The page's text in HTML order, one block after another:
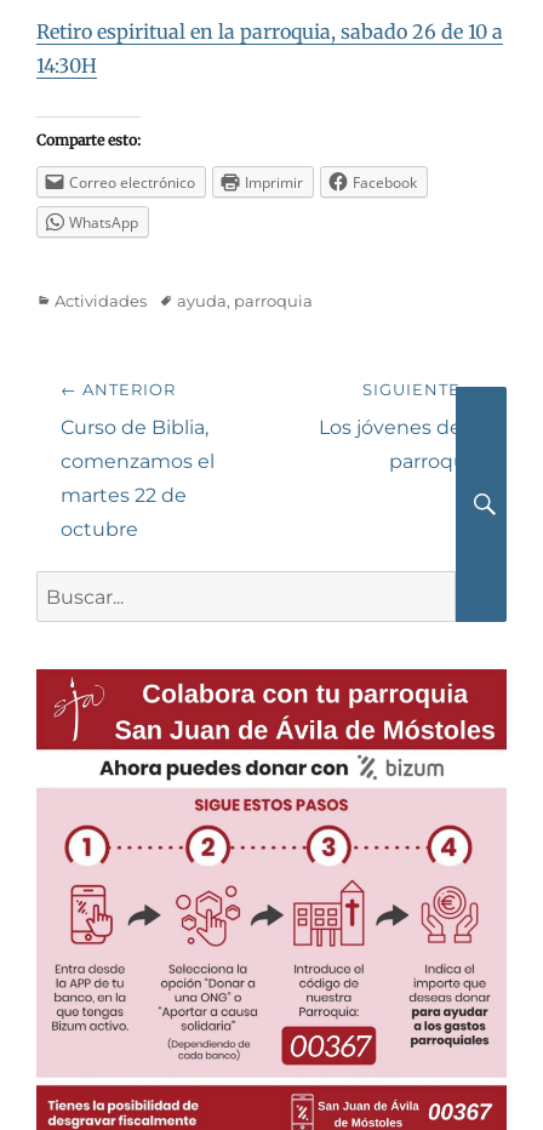
Retiro espiritual en la parroquia, sabado 26 de 10 a
14:30H
Comparte esto:
Correo electrónico Imprimir
Facebook
WhatsApp
Categorías
Actividades Etiquetas
ayuda, parroquia
Navegación
de
entradas
← ANTERIOR
Entrada
anterior:
Curso de Biblia,
comenzamos el
martes 22 de
octubre
SIGUIENTE →
Siguiente
Los jóvenes de la
parroquia